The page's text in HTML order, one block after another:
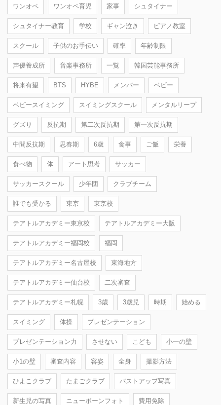
ワンオペ ワンオペ育児 家事 シュタイナー
シュタイナー教育 学校 ギャン泣き ピアノ教室
スクール 子供のお手伝い 確率 年齢制限
声優養成所 音楽事務所 一覧 韓国芸能事務所
将来有望 BTS HYBE メンバー ベビー
ベビースイミング スイミングスクール メンタルリープ
グズり 反抗期 第二次反抗期 第一次反抗期
中間反抗期 思春期 6歳 食事 ご飯 栄養
食べ物 体 アート思考 サッカー
サッカースクール 少年団 クラブチーム
誰でも受かる 東京 東京校
テアトルアカデミー東京校 テアトルアカデミー大阪
テアトルアカデミー福岡校 福岡
テアトルアカデミー名古屋校 東海地方
テアトルアカデミー仙台校 二次審査
テアトルアカデミー札幌 3歳 3歳児 時期 始める
スイミング 体操 プレゼンテーション
プレゼンテーション力 させない こども 小一の壁
小1の壁 審査内容 容姿 全身 撮影方法
ひよこクラブ たまごクラブ バストアップ写真
新生児の写真 ニューボーンフォト 費用免除